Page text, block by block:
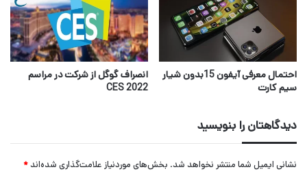
احتمال معرفی آیفون 15بدون شیار
سیم کارت
انصراف گوگل از شرکت در مراسم
2022 CES
دیدگاهتان را بنویسید
نشانی ایمیل شما منتشر نخواهد شد. بخش‌های موردنیاز علامت‌گذاری شده‌اند *